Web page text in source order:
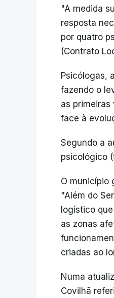
"A medida
resposta
por quatro
(Contrato
Psicólogas,
fazendo o
as
face à
Segundo a
psicológico
O município
"Além do
logístico
as zonas
criadas ao
Numa
Covilhã